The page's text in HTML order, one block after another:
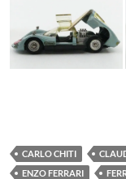
CARLO CHITI
ENZO FERRARI